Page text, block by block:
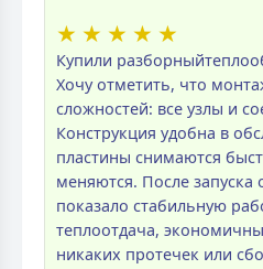
★ ★ ★ ★ ★
Купили
Хочу отметить, что
сложностей: все узлы и
Конструкция удобна в
пластины снимаются
меняются. После запуска
показало стабильную
теплоотдача,
никаких протечек или